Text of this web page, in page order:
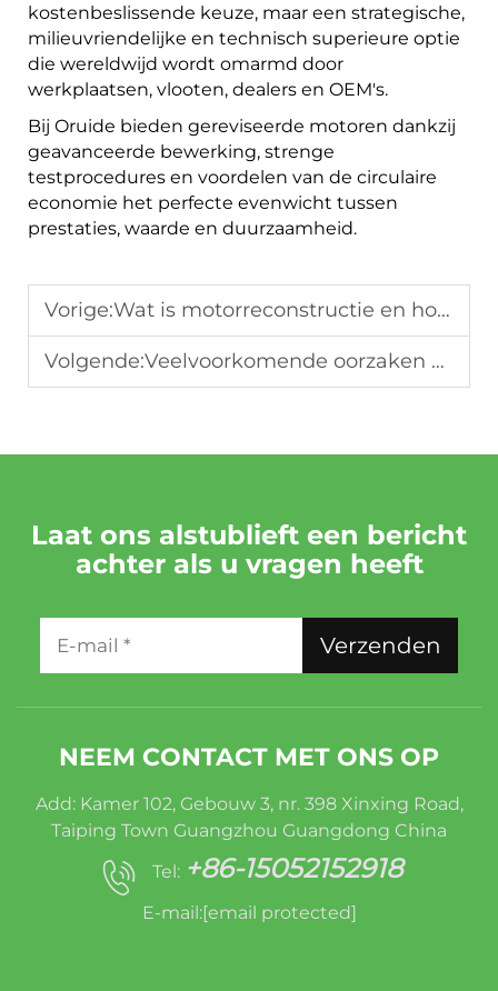
kostenbeslissende keuze, maar een strategische,
milieuvriendelijke en technisch superieure optie
die wereldwijd wordt omarmd door
werkplaatsen, vlooten, dealers en OEM's.
Bij Oruide bieden gereviseerde motoren dankzij
geavanceerde bewerking, strenge
testprocedures en voordelen van de circulaire
economie het perfecte evenwicht tussen
prestaties, waarde en duurzaamheid.
Vorige:Wat is motorreconstructie en hoe het werkt — Het proces van Oruide
Volgende:Veelvoorkomende oorzaken van motorstoringen en hoe Renewal Manufacturing deze oplost
Laat ons alstublieft een bericht
achter als u vragen heeft
Verzenden
NEEM CONTACT MET ONS OP
Add: Kamer 102, Gebouw 3, nr. 398 Xinxing Road,
Taiping Town Guangzhou Guangdong China
Tel: +86-15052152918
E-mail:[email protected]